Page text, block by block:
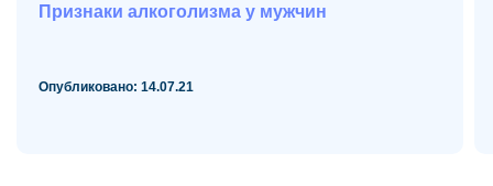
Признаки алкоголизма у мужчин
Опубликовано: 14.07.21